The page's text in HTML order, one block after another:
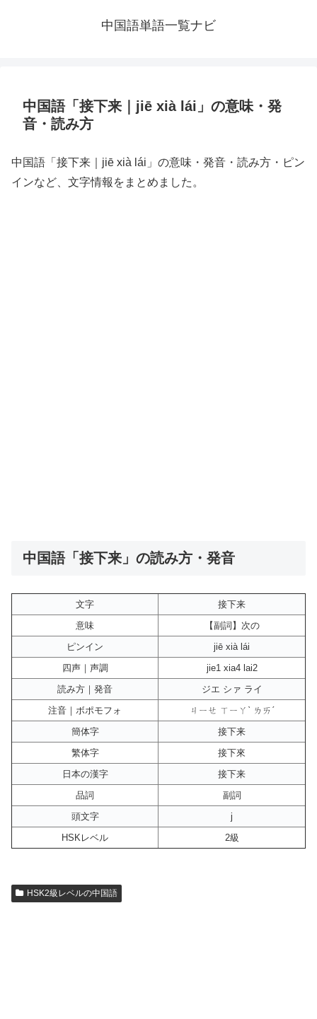
中国語単語一覧ナビ
中国語「接下来｜jiē xià lái」の意味・発
音・読み方
中国語「接下来｜jiē xià lái」の意味・発音・読み方・ピン
インなど、文字情報をまとめました。
中国語「接下来」の読み方・発音
文字
接下来
意味
【副詞】次の
ピンイン
jiē xià lái
四声｜声調
jie1 xia4 lai2
読み方｜発音
ジエ シァ ライ
注音｜ボポモフォ
ㄐㄧㄝ ㄒㄧㄚˋ ㄌㄞˊ
簡体字
接下来
繁体字
接下來
日本の漢字
接下来
品詞
副詞
頭文字
j
HSKレベル
2級
HSK2級レベルの中国語